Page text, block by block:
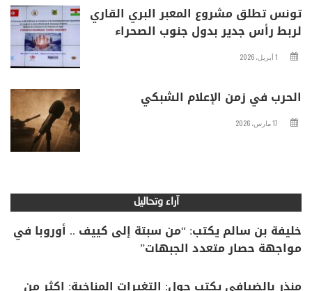
تونس تطلق مشروع المعبر البري القاري
لربط رأس جدير بدول جنوب الصحراء
1 أبريل، 2026
الحرب في زمن الإعلام الشبكي
17 مارس، 2026
آراء وتحاليل
خليفة بن سالم يكتب: “من سبتة إلى كييف .. أوروبا في
مواجهة حصار متعدد الجبهات”